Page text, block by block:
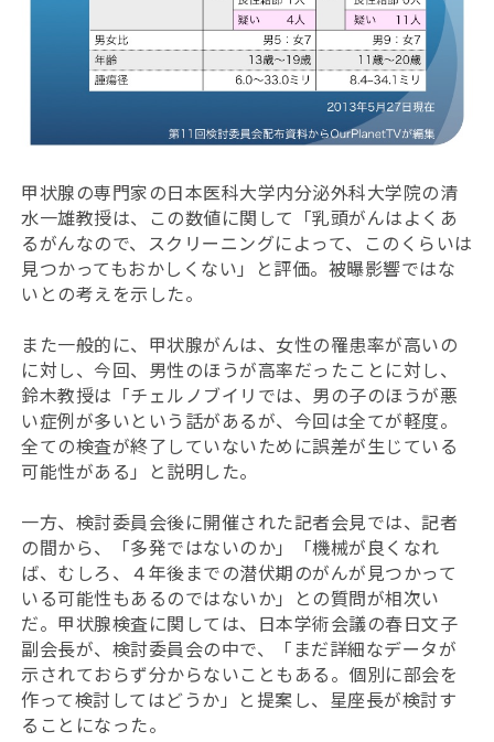
甲状腺の専門家の日本医科大学内分泌外科大学院の清
水一雄教授は、この数値に関して「乳頭がんはよくあ
るがんなので、スクリーニングによって、このくらいは
見つかってもおかしくない」と評価。被曝影響ではな
いとの考えを示した。
また一般的に、甲状腺がんは、女性の罹患率が高いの
に対し、今回、男性のほうが高率だったことに対し、
鈴木教授は「チェルノブイリでは、男の子のほうが悪
い症例が多いという話があるが、今回は全てが軽度。
全ての検査が終了していないために誤差が生じている
可能性がある」と説明した。
一方、検討委員会後に開催された記者会見では、記者
の間から、「多発ではないのか」「機械が良くなれ
ば、むしろ、４年後までの潜伏期のがんが見つかって
いる可能性もあるのではないか」との質問が相次い
だ。甲状腺検査に関しては、日本学術会議の春日文子
副会長が、検討委員会の中で、「まだ詳細なデータが
示されておらず分からないこともある。個別に部会を
作って検討してはどうか」と提案し、星座長が検討す
ることになった。